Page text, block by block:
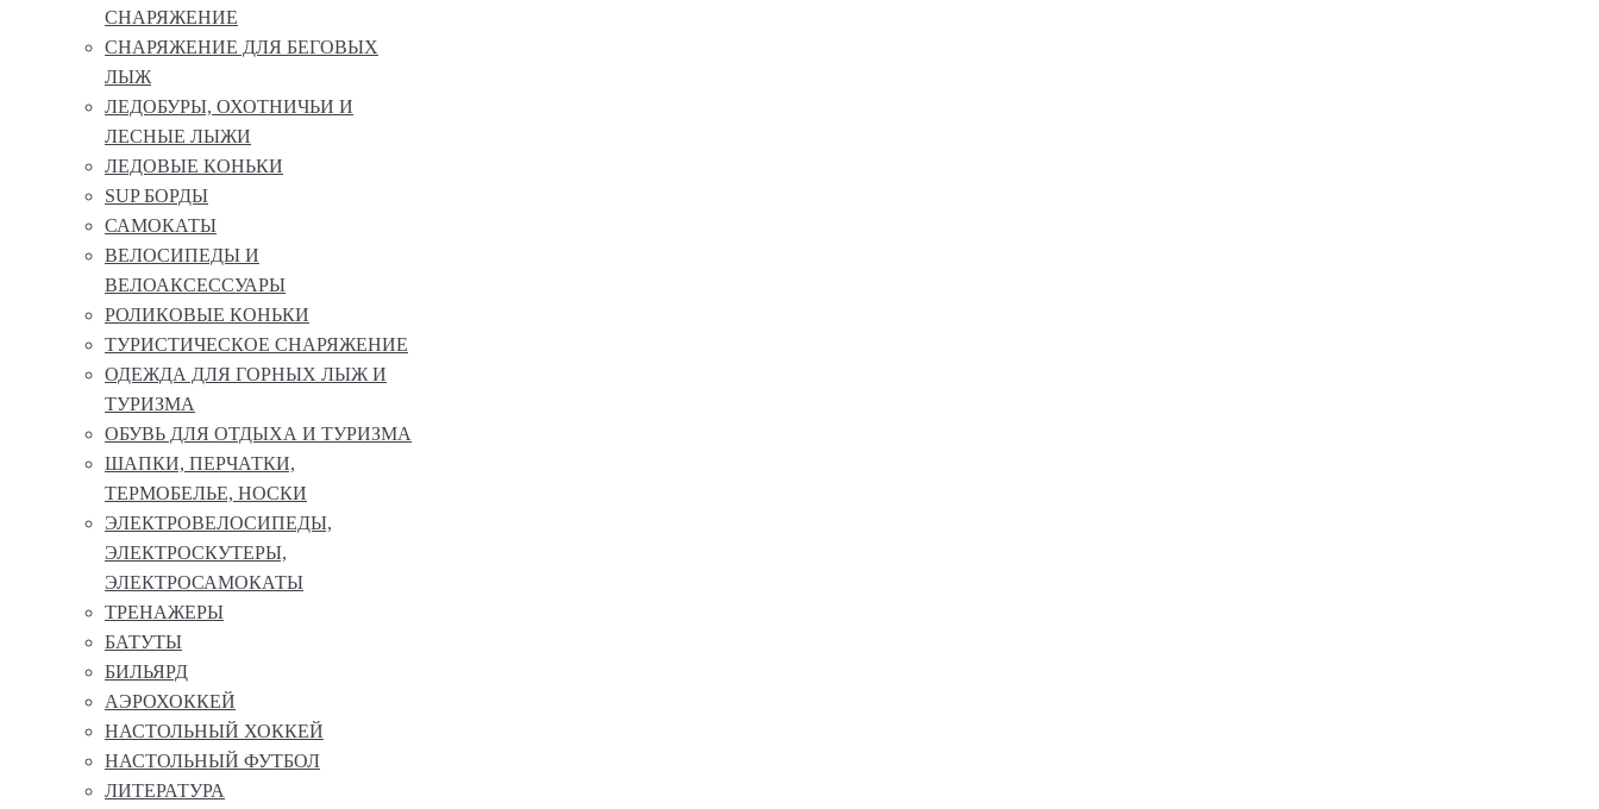
СНАРЯЖЕНИЕ
СНАРЯЖЕНИЕ ДЛЯ БЕГОВЫХ
ЛЫЖ
ЛЕДОБУРЫ, ОХОТНИЧЬИ И
ЛЕСНЫЕ ЛЫЖИ
ЛЕДОВЫЕ КОНЬКИ
SUP БОРДЫ
САМОКАТЫ
ВЕЛОСИПЕДЫ И
ВЕЛОАКСЕССУАРЫ
РОЛИКОВЫЕ КОНЬКИ
ТУРИСТИЧЕСКОЕ СНАРЯЖЕНИЕ
ОДЕЖДА ДЛЯ ГОРНЫХ ЛЫЖ И
ТУРИЗМА
ОБУВЬ ДЛЯ ОТДЫХА И ТУРИЗМА
ШАПКИ, ПЕРЧАТКИ,
ТЕРМОБЕЛЬЕ, НОСКИ
ЭЛЕКТРОВЕЛОСИПЕДЫ,
ЭЛЕКТРОСКУТЕРЫ,
ЭЛЕКТРОСАМОКАТЫ
ТРЕНАЖЕРЫ
БАТУТЫ
БИЛЬЯРД
АЭРОХОККЕЙ
НАСТОЛЬНЫЙ ХОККЕЙ
НАСТОЛЬНЫЙ ФУТБОЛ
ЛИТЕРАТУРА